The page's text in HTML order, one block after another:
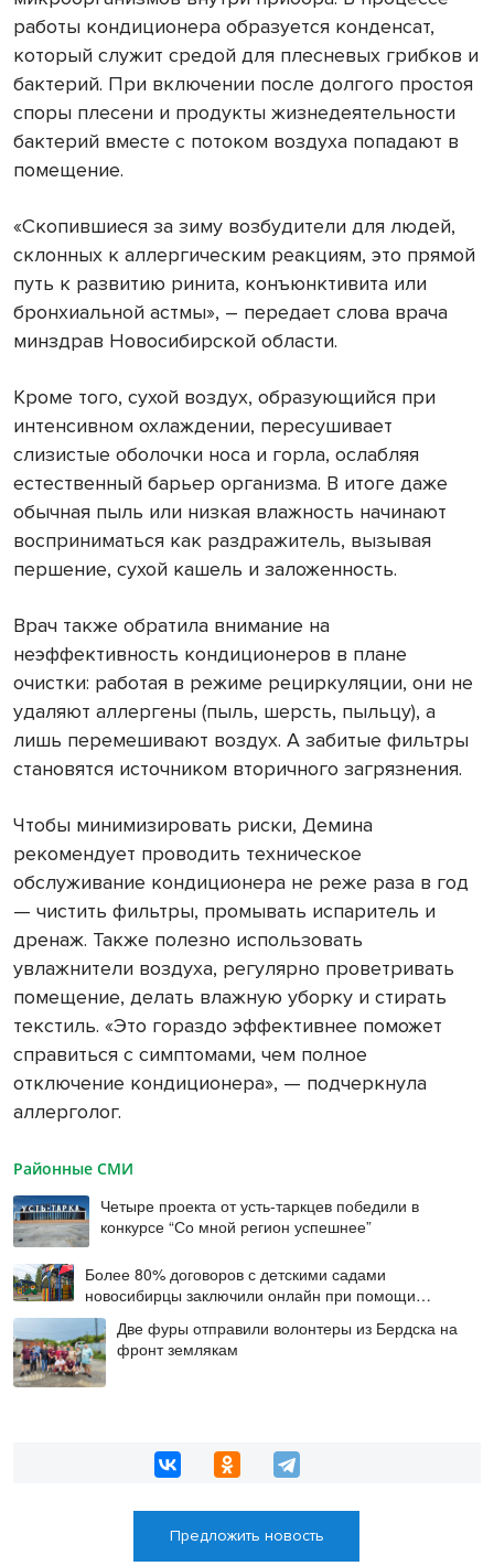
работы кондиционера образуется конденсат,
который служит средой для плесневых грибков и
бактерий. При включении после долгого простоя
споры плесени и продукты жизнедеятельности
бактерий вместе с потоком воздуха попадают в
помещение.
«Скопившиеся за зиму возбудители для людей,
склонных к аллергическим реакциям, это прямой
путь к развитию ринита, конъюнктивита или
бронхиальной астмы», – передает слова врача
минздрав Новосибирской области.
Кроме того, сухой воздух, образующийся при
интенсивном охлаждении, пересушивает
слизистые оболочки носа и горла, ослабляя
естественный барьер организма. В итоге даже
обычная пыль или низкая влажность начинают
восприниматься как раздражитель, вызывая
першение, сухой кашель и заложенность.
Врач также обратила внимание на
неэффективность кондиционеров в плане
очистки: работая в режиме рециркуляции, они не
удаляют аллергены (пыль, шерсть, пыльцу), а
лишь перемешивают воздух. А забитые фильтры
становятся источником вторичного загрязнения.
Чтобы минимизировать риски, Демина
рекомендует проводить техническое
обслуживание кондиционера не реже раза в год
— чистить фильтры, промывать испаритель и
дренаж. Также полезно использовать
увлажнители воздуха, регулярно проветривать
помещение, делать влажную уборку и стирать
текстиль. «Это гораздо эффективнее поможет
справиться с симптомами, чем полное
отключение кондиционера», — подчеркнула
аллерголог.
Районные СМИ
Четыре проекта от усть-таркцев победили в
конкурсе “Со мной регион успешнее”
Более 80% договоров с детскими садами
новосибирцы заключили онлайн при помощи
цифровой подписи
Две фуры отправили волонтеры из Бердска на
фронт землякам
Предложить новость